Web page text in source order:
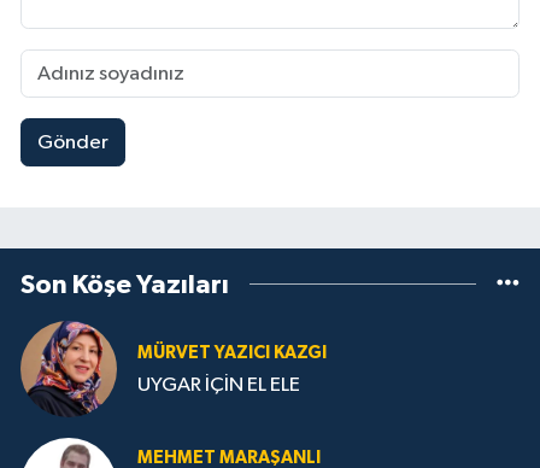
Gönder
Son Köşe Yazıları
MÜRVET YAZICI KAZGI
UYGAR İÇİN EL ELE
MEHMET MARAŞANLI